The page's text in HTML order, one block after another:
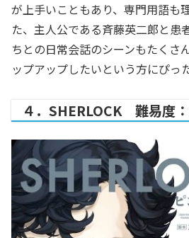
が上手いこともあり、専門用語も
た、主人公である斉藤英二郎と患
ちとの日常会話のシーンもたくさ
ップアップしたいという方にぴっ
４．SHERLOCK 難易